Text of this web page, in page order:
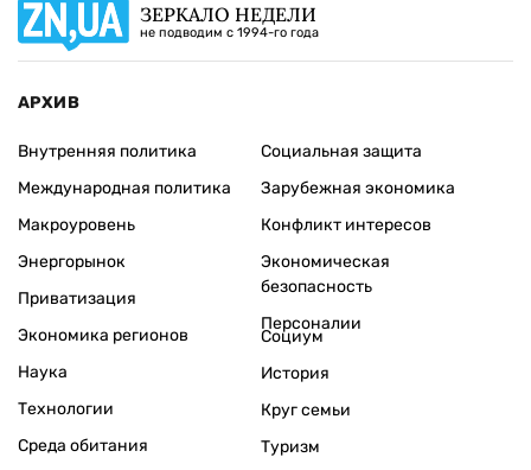
ЗЕРКАЛО НЕДЕЛИ
не подводим с 1994-го года
АРХИВ
Внутренняя политика
Международная политика
Макроуровень
Энергорынок
Приватизация
Экономика регионов
Социальная защита
Зарубежная экономика
Конфликт интересов
Экономическая
безопасность
Персоналии
Наука
Технологии
Среда обитания
Социум
История
Круг семьи
Туризм